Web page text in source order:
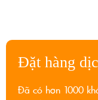
Đặt hàng
Đã có hơn 1000